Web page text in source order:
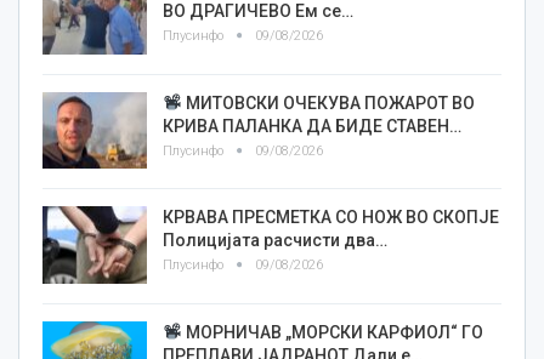
ВО ДРАГИЧЕВО Ем се…
Плусинфо 09/08/2026
МИТОВСКИ ОЧЕКУВА ПОЖАРОТ ВО
КРИВА ПАЛАНКА ДА БИДЕ СТАВЕН…
Плусинфо 09/08/2026
КРВАВА ПРЕСМЕТКА СО НОЖ ВО СКОПЈЕ
Полицијата расчисти два…
Плусинфо 09/08/2026
МОРНИЧАВ „МОРСКИ КАРФИОЛ“ ГО